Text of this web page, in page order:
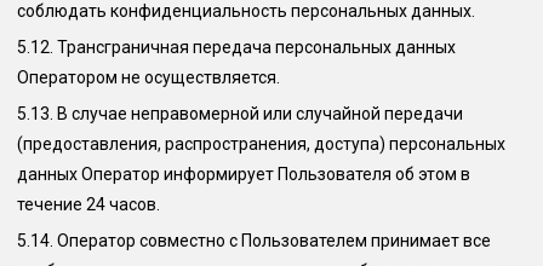
соблюдать конфиденциальность персональных данных.
5.12. Трансграничная передача персональных данных
Оператором не осуществляется.
5.13. В случае неправомерной или случайной передачи
(предоставления, распространения, доступа) персональных
данных Оператор информирует Пользователя об этом в
течение 24 часов.
5.14. Оператор совместно с Пользователем принимает все